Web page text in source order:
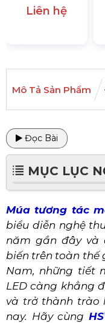
Liên hệ
Mô Tả Sản Phẩm
Đọc Bài
MỤC LỤC
Múa tương tác
biểu diễn nghệ
năm gần đây và
biến trên toàn thế
Nam, những tiết
LED càng khẳng
và trở thành trào
nay. Hãy cùng